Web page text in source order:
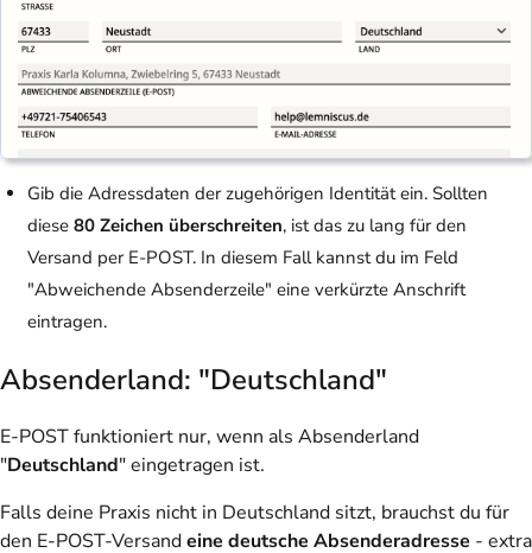
Gib die Adressdaten der zugehörigen Identität ein. Sollten
diese 80 Zeichen überschreiten, ist das zu lang für den
Versand per E-POST. In diesem Fall kannst du im Feld
"Abweichende Absenderzeile" eine verkürzte Anschrift
eintragen.
Absenderland: "Deutschland"
E-POST funktioniert nur, wenn als Absenderland
"Deutschland" eingetragen ist.
Falls deine Praxis nicht in Deutschland sitzt, brauchst du für
den E-POST-Versandeine deutsche Absenderadresse - extra